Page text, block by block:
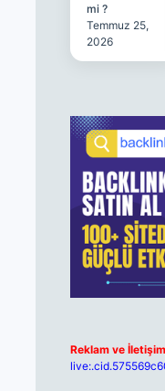
mi ?
Temmuz 25,
2026
Reklam ve